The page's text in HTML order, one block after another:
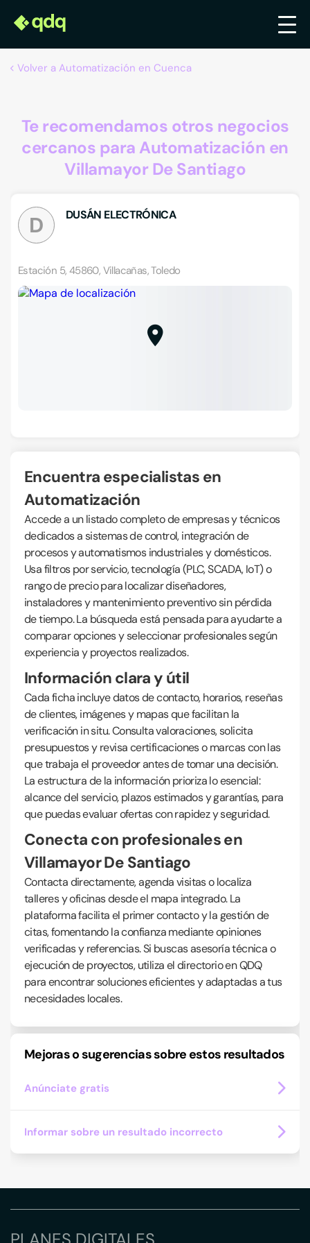
Volver a Automatización en Cuenca
Te recomendamos otros negocios
cercanos para Automatización en
Villamayor De Santiago
D DUSÁN ELECTRÓNICA
Estación 5, 45860, Villacañas, Toledo
Encuentra especialistas en
Automatización
Accede a un listado completo de empresas y técnicos
dedicados a sistemas de control, integración de
procesos y automatismos industriales y domésticos.
Usa filtros por servicio, tecnología (PLC, SCADA, IoT) o
rango de precio para localizar diseñadores,
instaladores y mantenimiento preventivo sin pérdida
de tiempo. La búsqueda está pensada para ayudarte a
comparar opciones y seleccionar profesionales según
experiencia y proyectos realizados.
Información clara y útil
Cada ficha incluye datos de contacto, horarios, reseñas
de clientes, imágenes y mapas que facilitan la
verificación in situ. Consulta valoraciones, solicita
presupuestos y revisa certificaciones o marcas con las
que trabaja el proveedor antes de tomar una decisión.
La estructura de la información prioriza lo esencial:
alcance del servicio, plazos estimados y garantías, para
que puedas evaluar ofertas con rapidez y seguridad.
Conecta con profesionales en
Villamayor De Santiago
Contacta directamente, agenda visitas o localiza
talleres y oficinas desde el mapa integrado. La
plataforma facilita el primer contacto y la gestión de
citas, fomentando la confianza mediante opiniones
verificadas y referencias. Si buscas asesoría técnica o
ejecución de proyectos, utiliza el directorio en QDQ
para encontrar soluciones eficientes y adaptadas a tus
necesidades locales.
Mejoras o sugerencias sobre estos resultados
Anúnciate gratis
Informar sobre un resultado incorrecto